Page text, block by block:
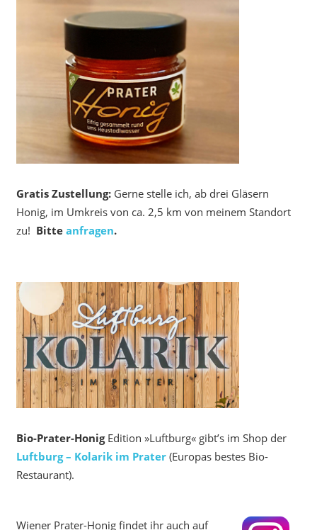
Gratis Zustellung:Gerne stelle ich, ab drei Gläsern
Honig, im Umkreis von ca. 2,5 km von meinem Standort
zu! Bitte anfragen.
Bio-Prater-HonigEdition »Luftburg« gibt’s im Shop der
Luftburg – Kolarik im Prater(Europas bestes Bio-
Restaurant).
Wiener Prater-Honig findet ihr auch auf